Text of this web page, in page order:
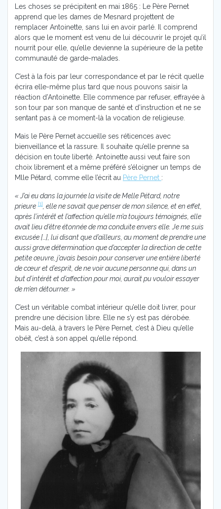
Les choses se précipitent en mai 1865 : Le Père Pernet
apprend que les dames de Mesnard projettent de
remplacer Antoinette, sans lui en avoir parlé. Il comprend
alors que le moment est venu de lui découvrir le projet qu’il
nourrit pour elle, qu’elle devienne la supérieure de la petite
communauté de garde-malades.
C’est à la fois par leur correspondance et par le récit quelle
écrira elle-même plus tard que nous pouvons saisir la
réaction d’Antoinette. Elle commence par refuser, effrayée à
son tour par son manque de santé et d’instruction et ne se
sentant pas à ce moment-là la vocation de religieuse.
Mais le Père Pernet accueille ses réticences avec
bienveillance et la rassure. Il souhaite qu’elle prenne sa
décision en toute liberté. Antoinette aussi veut faire son
choix librement et a même préféré s’éloigner un temps de
Mlle Pétard, comme elle l’écrit au Père Pernet :
« J’ai eu dans la journée la visite de Melle Pétard, notre
prieure [1], elle ne savait que penser de mon silence, et en effet,
après l’intérêt et l’affection qu’elle m’a toujours témoignés, elle
avait lieu d’être étonnée de ma conduite envers elle. Je me suis
excusée […], lui disant que d’ailleurs, au moment de prendre une
aussi grave détermination que d’accepter la direction de cette
petite œuvre, j’avais besoin pour conserver une entière liberté
de cœur et d’esprit, de ne voir aucune personne qui, dans un
but d’intérêt et d’affection pour moi, aurait pu vouloir essayer
de m’en détourner. »
C’est un véritable combat intérieur qu’elle doit livrer, pour
prendre une décision libre. Elle ne s’y est pas dérobée.
Mais au-delà, à travers le Père Pernet, c’est à Dieu qu’elle
obéit, c’est à son appel qu’elle répond.